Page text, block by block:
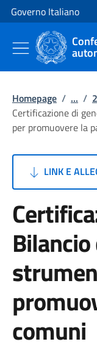
Vai al contenuto
Vai alla navigazione del
Governo Italiano
Homepage / ... /
Certificazione di
per promuovere la
LINK E
comuni